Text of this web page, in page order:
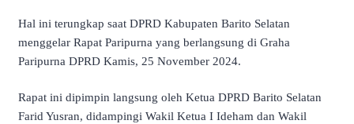
Hal ini terungkap saat DPRD Kabupaten Barito Selatan
menggelar Rapat Paripurna yang berlangsung di Graha
Paripurna DPRD Kamis, 25 November 2024.
Rapat ini dipimpin langsung oleh Ketua DPRD Barito Selatan
Farid Yusran, didampingi Wakil Ketua I Ideham dan Wakil